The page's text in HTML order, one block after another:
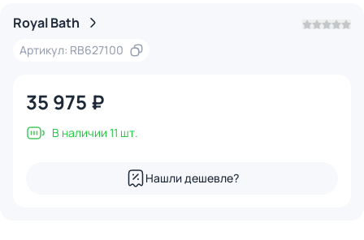
Royal Bath
Артикул: RB627100
35 975 ₽
В наличии 11 шт.
Нашли дешевле?